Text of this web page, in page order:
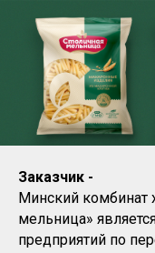
Заказчик -
Минский комбинат
мельница»
предприятий по